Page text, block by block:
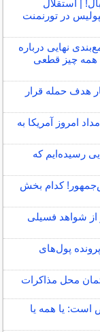
| استقلال
در تورنمنت
نهایی درباره
همه چیز قطعی
هدف حمله قرار
امروز آمریکا به
رسیده‌ایم که
کدام بخش
از شواهد فسیلی
پرونده پول‌های
محل مذاکرات
است: یا همه یا